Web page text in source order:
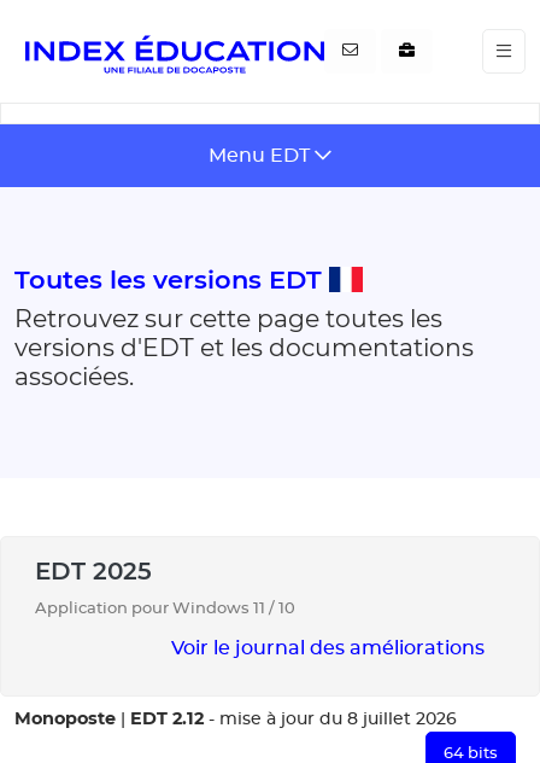
content
Menu EDT
Toutes les versions EDT
Retrouvez sur cette page toutes les
versions d'EDT et les documentations
associées.
EDT 2025
Application pour Windows 11 / 10
Voir le journal des améliorations
Monoposte | EDT 2.12 - mise à jour du 8 juillet 2026
64 bits